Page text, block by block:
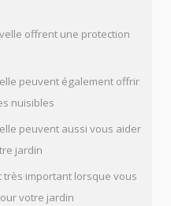
offrent une protection
peuvent également offrir
nuisibles
peuvent aussi vous aider
jardin
très important lorsque vous
votre jardin